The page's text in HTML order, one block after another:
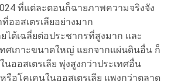
ที่แต่ละตอนก็ฉายภาพความจริงจัง
ออสเตรเลียอย่างมาก
ได้เฉลี่ยต่อประชากรที่สูงมาก และ
ศเกาะขนาดใหญ่ แยกจากแผ่นดินอื่น ก็
ออสเตรเลีย พุ่งสูงกว่าประเทศอื่น
รือโคเคนในออสเตรเลีย แพงกว่าตลาด